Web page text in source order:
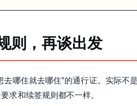
我不建议只看二手攻略，因为要求和细则
想离亚洲生活圈更近、语言环境压力没那
则，再谈出发
哪住就去哪住”的通行证。实际不
求和续签规则都不一样。